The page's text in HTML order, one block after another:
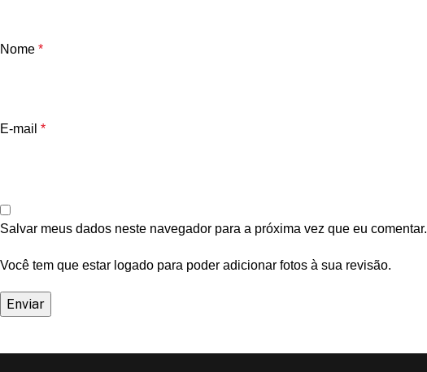
Nome *
E-mail *
Salvar meus dados neste navegador para a próxima vez que eu comentar.
Você tem que estar logado para poder adicionar fotos à sua revisão.